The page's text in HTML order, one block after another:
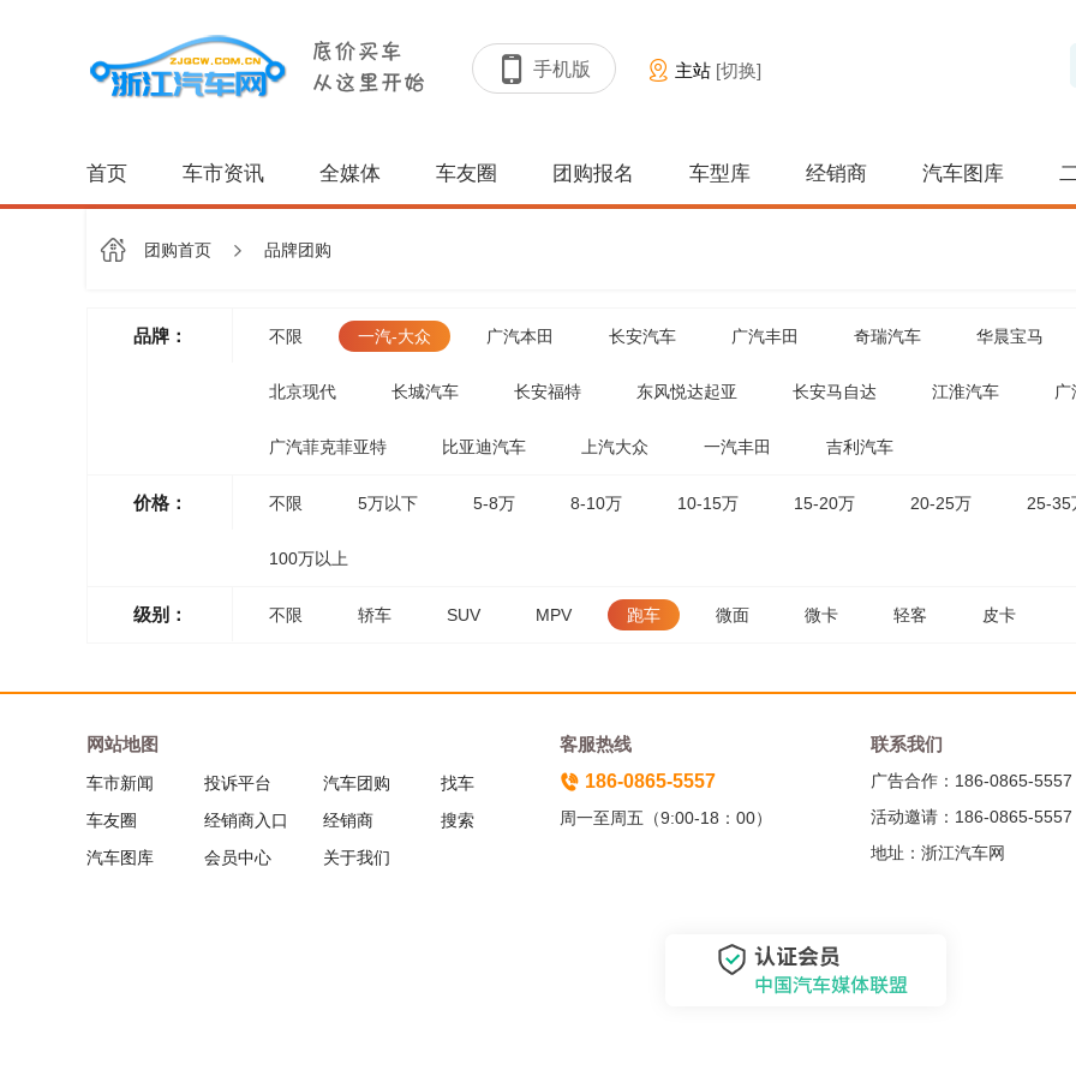
手机版 主站 [切换]
首页 车市资讯 全媒体 车友圈 团购报名 车型库 经销商 汽车图库
团购首页 品牌团购
品牌： 不限 一汽-大众 广汽本田 长安汽车 广汽丰田 奇瑞汽车 华晨宝马
北京现代 长城汽车 长安福特 东风悦达起亚 长安马自达 江淮汽车 广
广汽菲克菲亚特 比亚迪汽车 上汽大众 一汽丰田 吉利汽车
价格： 不限 5万以下 5-8万 8-10万 10-15万 15-20万 20-25万 25-35
100万以上
级别： 不限 轿车 SUV MPV 跑车 微面 微卡 轻客 皮卡
网站地图
车市新闻 投诉平台 汽车团购
找车
车友圈
经销商入口 经销商
搜索
汽车图库
会员中心 关于我们
客服热线
186-0865-5557
周一至周五（9:00-18：00）
联系我们
广告合作：186-0865-5557
活动邀请：186-0865-5557
地址：浙江汽车网